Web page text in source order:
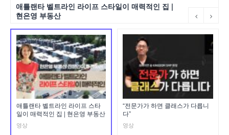
애틀랜타 벨트라인 라이프 스타일이 매력적인 집 |
현은영 부동산
애틀랜타 벨트라인 라이프 스타
일이 매력적인 집 | 현은영 부동산
영상
“전문가가 하면 클래스가 다릅니
다”
영상